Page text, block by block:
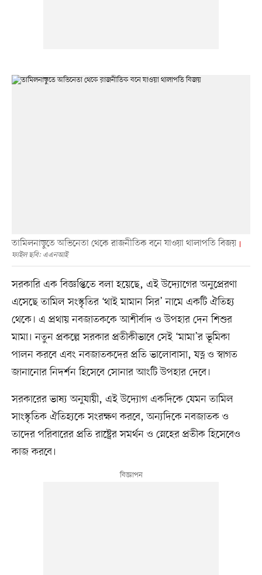
তামিলনাড়ুতে অভিনেতা থেকে রাজনীতিক বনে যাওয়া থালাপতি বিজয়
ফাইল ছবি: এএনআই
সরকারি এক বিজ্ঞপ্তিতে বলা হয়েছে, এই উদ্যোগের অনুপ্রেরণা
এসেছে তামিল সংস্কৃতির ‘থাই মামান সির’ নামে একটি ঐতিহ্য
থেকে। এ প্রথায় নবজাতককে আশীর্বাদ ও উপহার দেন শিশুর
মামা। নতুন প্রকল্পে সরকার প্রতীকীভাবে সেই ‘মামা’র ভূমিকা
পালন করবে এবং নবজাতকদের প্রতি ভালোবাসা, যত্ন ও স্বাগত
জানানোর নিদর্শন হিসেবে সোনার আংটি উপহার দেবে।
সরকারের ভাষ্য অনুযায়ী, এই উদ্যোগ একদিকে যেমন তামিল
সাংস্কৃতিক ঐতিহ্যকে সংরক্ষণ করবে, অন্যদিকে নবজাতক ও
তাদের পরিবারের প্রতি রাষ্ট্রের সমর্থন ও স্নেহের প্রতীক হিসেবেও
কাজ করবে।